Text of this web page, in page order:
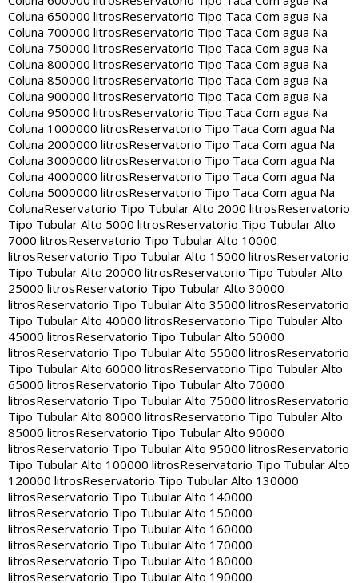
Coluna 650000 litrosReservatorio Tipo Taca Com agua Na
Coluna 700000 litrosReservatorio Tipo Taca Com agua Na
Coluna 750000 litrosReservatorio Tipo Taca Com agua Na
Coluna 800000 litrosReservatorio Tipo Taca Com agua Na
Coluna 850000 litrosReservatorio Tipo Taca Com agua Na
Coluna 900000 litrosReservatorio Tipo Taca Com agua Na
Coluna 950000 litrosReservatorio Tipo Taca Com agua Na
Coluna 1000000 litrosReservatorio Tipo Taca Com agua Na
Coluna 2000000 litrosReservatorio Tipo Taca Com agua Na
Coluna 3000000 litrosReservatorio Tipo Taca Com agua Na
Coluna 4000000 litrosReservatorio Tipo Taca Com agua Na
Coluna 5000000 litrosReservatorio Tipo Taca Com agua Na
ColunaReservatorio Tipo Tubular Alto 2000 litrosReservatorio
Tipo Tubular Alto 5000 litrosReservatorio Tipo Tubular Alto
7000 litrosReservatorio Tipo Tubular Alto 10000
litrosReservatorio Tipo Tubular Alto 15000 litrosReservatorio
Tipo Tubular Alto 20000 litrosReservatorio Tipo Tubular Alto
25000 litrosReservatorio Tipo Tubular Alto 30000
litrosReservatorio Tipo Tubular Alto 35000 litrosReservatorio
Tipo Tubular Alto 40000 litrosReservatorio Tipo Tubular Alto
45000 litrosReservatorio Tipo Tubular Alto 50000
litrosReservatorio Tipo Tubular Alto 55000 litrosReservatorio
Tipo Tubular Alto 60000 litrosReservatorio Tipo Tubular Alto
65000 litrosReservatorio Tipo Tubular Alto 70000
litrosReservatorio Tipo Tubular Alto 75000 litrosReservatorio
Tipo Tubular Alto 80000 litrosReservatorio Tipo Tubular Alto
85000 litrosReservatorio Tipo Tubular Alto 90000
litrosReservatorio Tipo Tubular Alto 95000 litrosReservatorio
Tipo Tubular Alto 100000 litrosReservatorio Tipo Tubular Alto
120000 litrosReservatorio Tipo Tubular Alto 130000
litrosReservatorio Tipo Tubular Alto 140000
litrosReservatorio Tipo Tubular Alto 150000
litrosReservatorio Tipo Tubular Alto 160000
litrosReservatorio Tipo Tubular Alto 170000
litrosReservatorio Tipo Tubular Alto 180000
litrosReservatorio Tipo Tubular Alto 190000